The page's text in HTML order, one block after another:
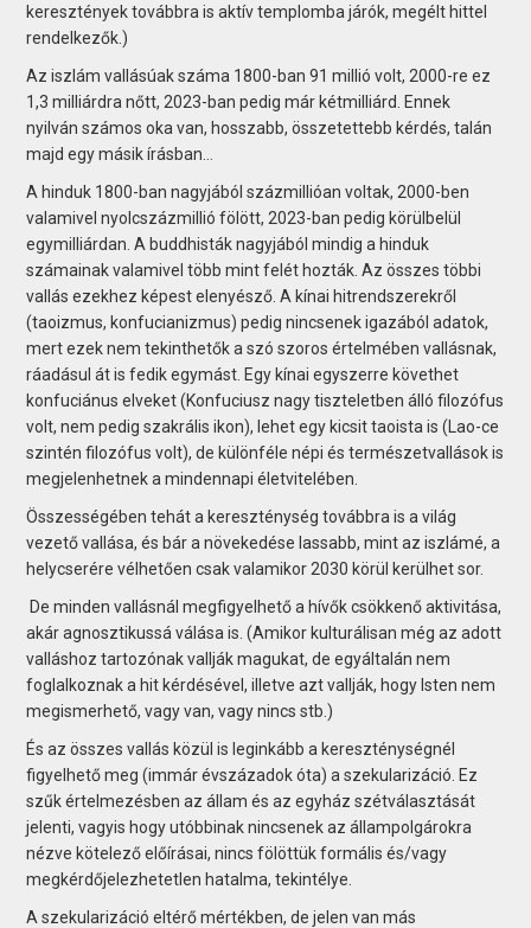
keresztények továbbra is aktív templomba járók, megélt hittel
rendelkezők.)
Az iszlám vallásúak száma 1800-ban 91 millió volt, 2000-re ez
1,3 milliárdra nőtt, 2023-ban pedig már kétmilliárd. Ennek
nyilván számos oka van, hosszabb, összetettebb kérdés, talán
majd egy másik írásban…
A hinduk 1800-ban nagyjából százmil­lióan voltak, 2000-ben
valamivel nyolcszázmillió fölött, 2023-ban pedig körülbelül
egymilliárdan. A buddhisták nagyjából mindig a hinduk
számainak valamivel több mint felét hozták. Az összes többi
vallás ezekhez képest elenyésző. A kínai hitrendszerekről
(taoizmus, konfucianizmus) pedig nincsenek igazából adatok,
mert ezek nem tekinthetők a szó szoros értelmében vallásnak,
ráadásul át is fedik egymást. Egy kínai egyszerre követhet
konfuciánus elveket (Konfuciusz nagy tiszteletben álló filozófus
volt, nem pedig szakrális ikon), lehet egy kicsit taoista is (Lao-ce
szintén filozófus volt), de különféle népi és természetvallások is
megjelenhetnek a mindennapi életvitelében.
Összességében tehát a kereszténység továbbra is a világ
vezető vallása, és bár a növekedése lassabb, mint az iszlámé, a
helycserére vélhetően csak valamikor 2030 körül kerülhet sor.
De minden vallásnál megfigyelhető a hívők csökkenő aktivitása,
akár agnosztikussá válása is. (Amikor kulturálisan még az adott
valláshoz tartozónak vallják magukat, de egyáltalán nem
foglalkoznak a hit kérdésével, illetve azt vallják, hogy Isten nem
megismerhető, vagy van, vagy nincs stb.)
És az összes vallás közül is leginkább a kereszténységnél
figyelhető meg (immár évszázadok óta) a szekularizáció. Ez
szűk értelmezésben az állam és az egyház szétválasztását
jelenti, vagyis hogy utóbbinak nincsenek az állampolgárokra
nézve kötelező előírásai, nincs fölöttük formális és/vagy
megkérdőjelezhetetlen hatalma, tekintélye.
A szekularizáció eltérő mértékben, de jelen van más